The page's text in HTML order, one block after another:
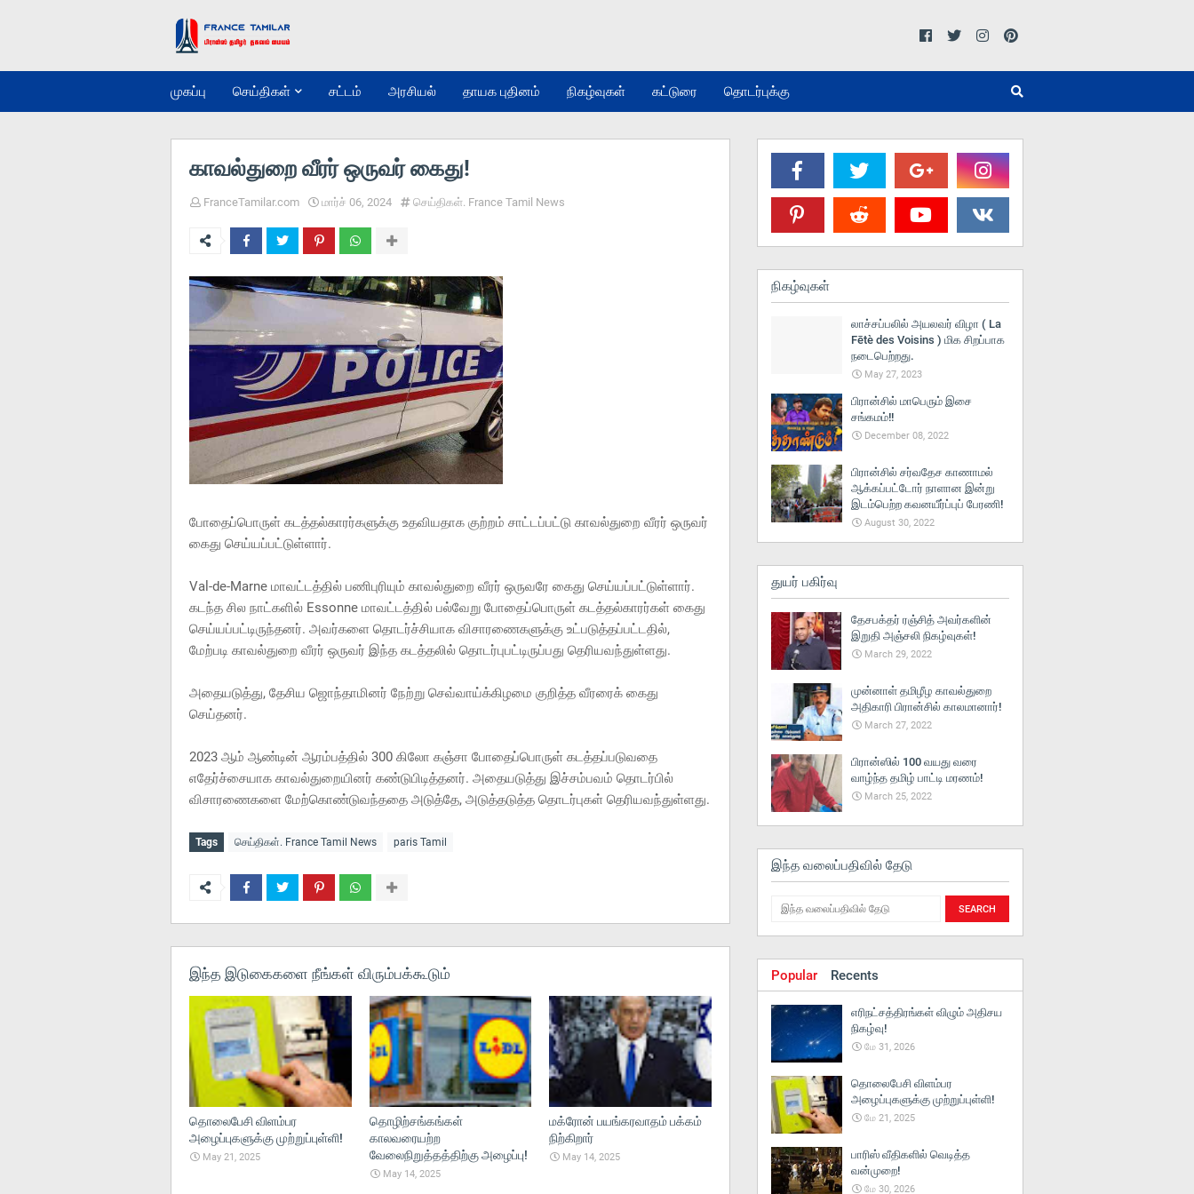
முகப்பு செய்திகள் சட்டம் அரசியல் தாயக புதினம் நிகழ்வுகள் கட்டுரை தொடர்புக்கு
காவல்துறை வீரர் ஒருவர் கைது!
FranceTamilar.com மார்ச் 06, 2024 செய்திகள். France Tamil News
போதைப்பொருள் கடத்தல்காரர்களுக்கு உதவியதாக குற்றம் சாட்டப்பட்டு காவல்துறை வீரர் ஒருவர்
கைது செய்யப்பட்டுள்ளார்.
Val-de-Marne மாவட்டத்தில் பணிபுரியும் காவல்துறை வீரர் ஒருவரே கைது செய்யப்பட்டுள்ளார்.
கடந்த சில நாட்களில் Essonne மாவட்டத்தில் பல்வேறு போதைப்பொருள் கடத்தல்காரர்கள் கைது
செய்யப்பட்டிருந்தனர். அவர்களை தொடர்ச்சியாக விசாரணைகளுக்கு உட்படுத்தப்பட்டதில்,
மேற்படி காவல்துறை வீரர் ஒருவர் இந்த கடத்தலில் தொடர்புபட்டிருப்பது தெரியவந்துள்ளது.
அதையடுத்து, தேசிய ஜொந்தாமினர் நேற்று செவ்வாய்க்கிழமை குறித்த வீரரைக் கைது
செய்தனர்.
2023 ஆம் ஆண்டின் ஆரம்பத்தில் 300 கிலோ கஞ்சா போதைப்பொருள் கடத்தப்படுவதை
எதேர்ச்சையாக காவல்துறையினர் கண்டுபிடித்தனர். அதையடுத்து இச்சம்பவம் தொடர்பில்
விசாரணைகளை மேற்கொண்டுவந்ததை அடுத்தே, அடுத்தடுத்த தொடர்புகள் தெரியவந்துள்ளது.
Tags செய்திகள். France Tamil News paris Tamil
இந்த இடுகைகளை நீங்கள் விரும்பக்கூடும்
தொலைபேசி விளம்பர
அழைப்புகளுக்கு முற்றுப்புள்ளி!
May 21, 2025
தொழிற்சங்கங்கள்
காலவரையற்ற
வேலைநிறுத்தத்திற்கு அழைப்பு!
May 14, 2025
மக்ரோன் பயங்கரவாதம் பக்கம்
நிற்கிறார்
May 14, 2025
நிகழ்வுகள்
லாச்சப்பலில் அயலவர் விழா ( La
Fētè des Voisins ) மிக சிறப்பாக
நடைபெற்றது.
May 27, 2023
பிரான்சில் மாபெரும் இசை
சங்கமம்!!
December 08, 2022
பிரான்சில் சர்வதேச காணாமல்
ஆக்கப்பட்டோர் நாளான இன்று
இடம்பெற்ற கவனயீர்ப்புப் பேரணி!
August 30, 2022
துயர் பகிர்வு
தேசபக்தர் ரஞ்சித் அவர்களின்
இறுதி அஞ்சலி நிகழ்வுகள்!
March 29, 2022
முன்னாள் தமிழீழ காவல்துறை
அதிகாரி பிரான்சில் காலமானார்!
March 27, 2022
பிரான்ஸில் 100 வயது வரை
வாழ்ந்த தமிழ் பாட்டி மரணம்!
March 25, 2022
இந்த வலைப்பதிவில் தேடு
Popular Recents
எரிநட்சத்திரங்கள் விழும் அதிசய
நிகழ்வு!
மே 31, 2026
தொலைபேசி விளம்பர
அழைப்புகளுக்கு முற்றுப்புள்ளி!
மே 21, 2025
பாரிஸ் வீதிகளில் வெடித்த
வன்முறை!
மே 30, 2026